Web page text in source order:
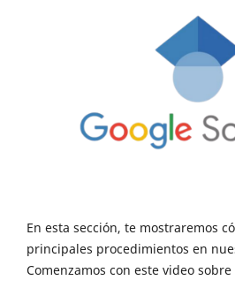
En esta sección, te mostraremos
principales procedimientos en
Comenzamos con este video